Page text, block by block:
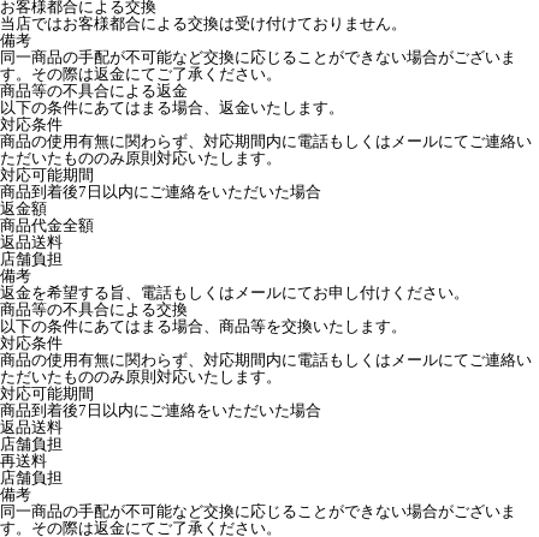
お客様都合による交換
当店ではお客様都合による交換は受け付けておりません。
備考
同一商品の手配が不可能など交換に応じることができない場合がございま
す。その際は返金にてご了承ください。
商品等の不具合による返金
以下の条件にあてはまる場合、返金いたします。
対応条件
商品の使用有無に関わらず、対応期間内に電話もしくはメールにてご連絡い
ただいたもののみ原則対応いたします。
対応可能期間
商品到着後7日以内にご連絡をいただいた場合
返金額
商品代金全額
返品送料
店舗負担
備考
返金を希望する旨、電話もしくはメールにてお申し付けください。
商品等の不具合による交換
以下の条件にあてはまる場合、商品等を交換いたします。
対応条件
商品の使用有無に関わらず、対応期間内に電話もしくはメールにてご連絡い
ただいたもののみ原則対応いたします。
対応可能期間
商品到着後7日以内にご連絡をいただいた場合
返品送料
店舗負担
再送料
店舗負担
備考
同一商品の手配が不可能など交換に応じることができない場合がございま
す。その際は返金にてご了承ください。